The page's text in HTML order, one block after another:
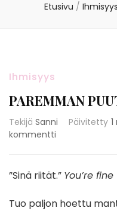
Etusivu / Ihmisyys
Ihmisyys
PAREMMAN
Tekijä Sanni Päivitetty
kommentti
”Sinä riität.” You’re
Tuo paljon hoettu